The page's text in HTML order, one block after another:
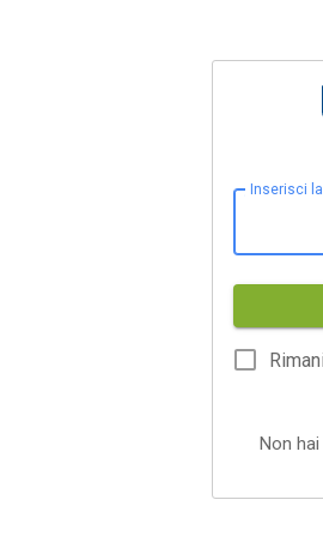
Inserisci
Non